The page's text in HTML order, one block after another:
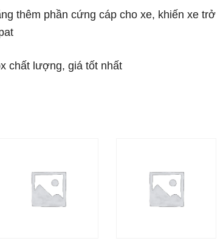
thêm phần cứng cáp cho xe, khiến xe trở
chất lượng, giá tốt nhất